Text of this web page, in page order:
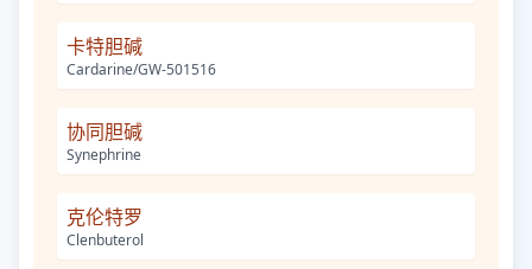
卡特胆碱
Cardarine/GW-501516
协同胆碱
Synephrine
克伦特罗
Clenbuterol